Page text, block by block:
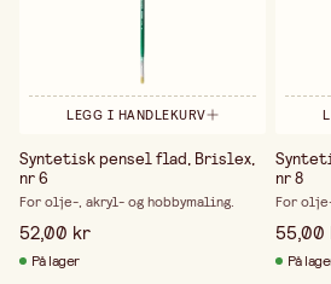
LEGG I HANDLEKURV
Syntetisk pensel flad, Brislex,
nr 6
For olje-, akryl- og hobbymaling.
52,00 kr
På lager
nr 8
For
55,00
På